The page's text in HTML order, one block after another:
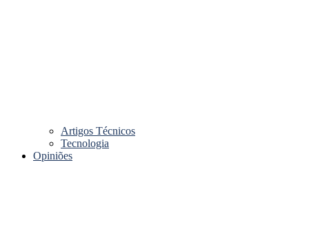
Artigos Técnicos
Tecnologia
Opiniões